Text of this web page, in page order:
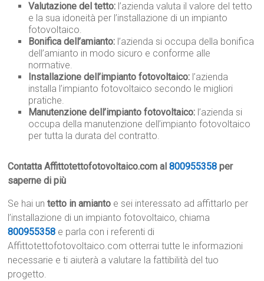
Valutazione del tetto: l’azienda valuta il valore del tetto
e la sua idoneità per l’installazione di un impianto
fotovoltaico.
Bonifica dell’amianto: l’azienda si occupa della bonifica
dell’amianto in modo sicuro e conforme alle
normative.
Installazione dell’impianto fotovoltaico: l’azienda
installa l’impianto fotovoltaico secondo le migliori
pratiche.
Manutenzione dell’impianto fotovoltaico: l’azienda si
occupa della manutenzione dell’impianto fotovoltaico
per tutta la durata del contratto.
Contatta Affittotettofotovoltaico.com al800955358 per
saperne di più
Se hai untetto in amianto e sei interessato ad affittarlo per
l’installazione di un impianto fotovoltaico, chiama
800955358 e parla con i referenti di
Affittotettofotovoltaico.com otterrai tutte le informazioni
necessarie e ti aiuterà a valutare la fattibilità del tuo
progetto.